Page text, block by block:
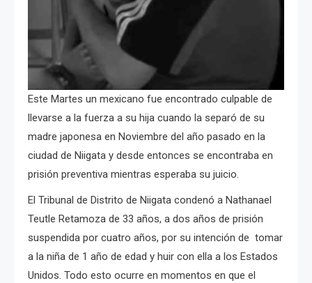
Este Martes un mexicano fue encontrado culpable de
llevarse a la fuerza a su hija cuando la separó de su
madre japonesa en Noviembre del año pasado en la
ciudad de Niigata y desde entonces se encontraba en
prisión preventiva mientras esperaba su juicio.
El Tribunal de Distrito de Niigata condenó a Nathanael
Teutle Retamoza de 33 años, a dos años de prisión
suspendida por cuatro años, por su intención de tomar
a la niña de 1 año de edad y huir con ella a los Estados
Unidos. Todo esto ocurre en momentos en que el